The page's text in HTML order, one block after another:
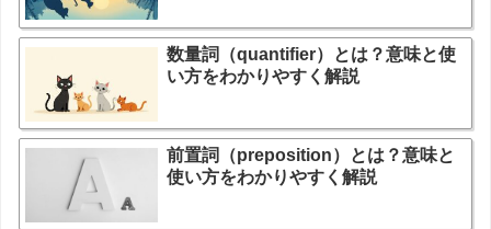
数量詞（quantifier）とは？意味と使
い方をわかりやすく解説
前置詞（preposition）とは？意味と
使い方をわかりやすく解説